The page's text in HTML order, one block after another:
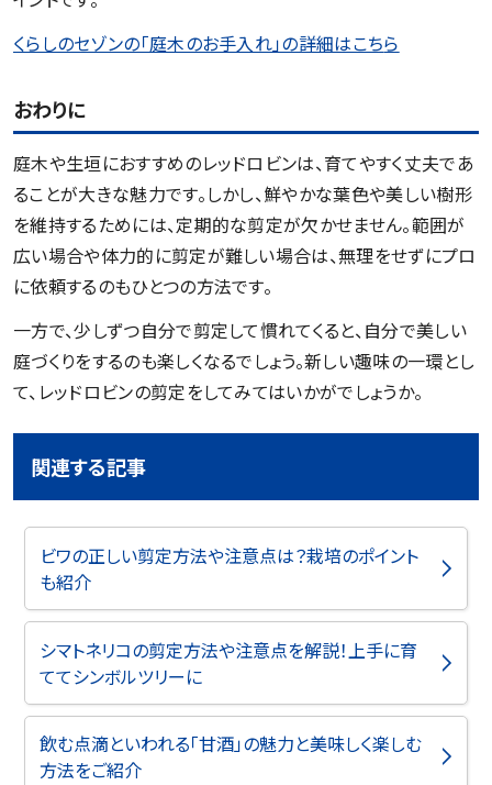
くらしのセゾンの「庭木のお手入れ」の詳細はこちら
おわりに
庭木や生垣におすすめのレッドロビンは、育てやすく丈夫であ
ることが大きな魅力です。しかし、鮮やかな葉色や美しい樹形
を維持するためには、定期的な剪定が欠かせません。範囲が
広い場合や体力的に剪定が難しい場合は、無理をせずにプロ
に依頼するのもひとつの方法です。
一方で、少しずつ自分で剪定して慣れてくると、自分で美しい
庭づくりをするのも楽しくなるでしょう。新しい趣味の一環とし
て、レッドロビンの剪定をしてみてはいかがでしょうか。
関連する記事
ビワの正しい剪定方法や注意点は？栽培のポイント
も紹介
シマトネリコの剪定方法や注意点を解説！上手に育
ててシンボルツリーに
飲む点滴といわれる「甘酒」の魅力と美味しく楽しむ
方法をご紹介